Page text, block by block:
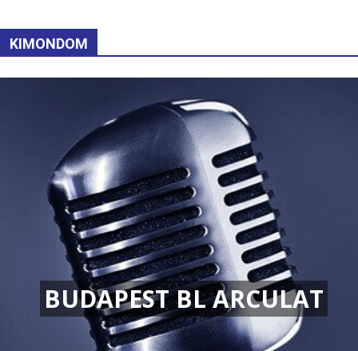
KIMONDOM
BUDAPEST BL ARCULAT